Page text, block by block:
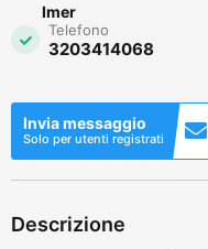
Imer
Telefono
3203414068
Invia messaggio
Solo per utenti registrati
Descrizione